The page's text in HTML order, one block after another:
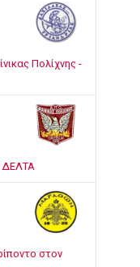
Πολίχνης -
ΔΕΛΤΑ
στον